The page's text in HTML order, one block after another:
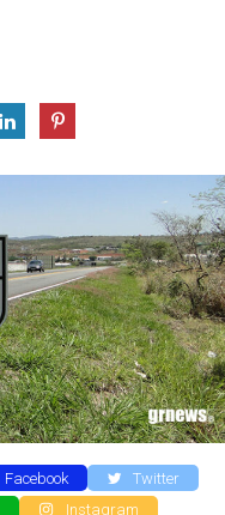
Facebook
Twitter
Instagram